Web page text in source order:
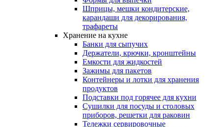
Шприцы, мешки кондитерские,
карандаши для декорирования,
трафареты
Хранение на кухне
Банки для сыпучих
Держатели, крючки, кронштейны
Емкости для жидкостей
Зажимы для пакетов
Контейнеры и лотки для хранения
продуктов
Подставки под горячее для кухни
Сушилки для посуды и столовых
приборов, решетки для раковин
Тележки сервировочные